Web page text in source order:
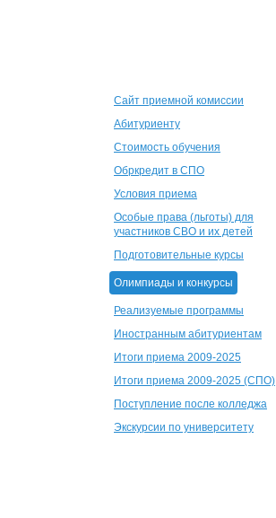
Сайт приемной комиссии
Абитуриенту
Стоимость обучения
Обркредит в СПО
Условия приема
Особые права (льготы) для
участников СВО и их детей
Подготовительные курсы
Олимпиады и конкурсы
Реализуемые программы
Иностранным абитуриентам
Итоги приема 2009-2025
Итоги приема 2009-2025 (СПО)
Поступление после колледжа
Экскурсии по университету